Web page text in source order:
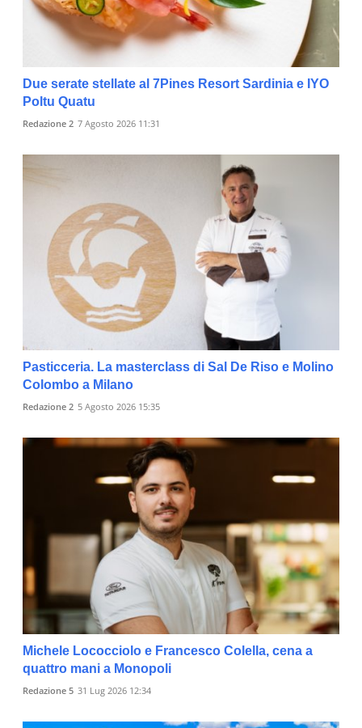
Due serate stellate al 7Pines Resort Sardinia e IYO
Poltu Quatu
Redazione 2 7 Agosto 2026 11:31
Pasticceria. La masterclass di Sal De Riso e Molino
Colombo a Milano
Redazione 2 5 Agosto 2026 15:35
Michele Lococciolo e Francesco Colella, cena a
quattro mani a Monopoli
Redazione 5 31 Lug 2026 12:34